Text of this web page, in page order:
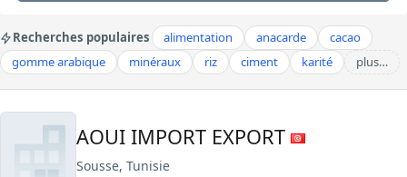
Recherches populaires alimentation anacarde
cacao
gomme arabique
minéraux riz ciment karité plus…
AOUI IMPORT EXPORT
Sousse, Tunisie